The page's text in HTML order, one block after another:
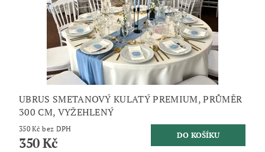
UBRUS SMETANOVÝ KULATÝ PREMIUM, PRŮMĚR
300 CM, VYŽEHLENÝ
350 Kč bez DPH
350 Kč